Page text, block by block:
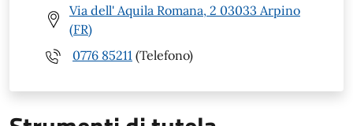
Via dell' Aquila Romana, 2 03033 Arpino
(FR)
0776 85211 (Telefono)